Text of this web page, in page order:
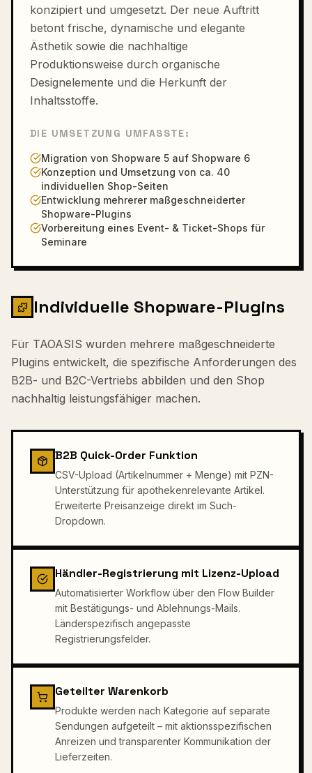
konzipiert und umgesetzt. Der neue Auftritt
betont frische, dynamische und elegante
Ästhetik sowie die nachhaltige
Produktionsweise durch organische
Designelemente und die Herkunft der
Inhaltsstoffe.
DIE UMSETZUNG UMFASSTE:
Migration von Shopware 5 auf Shopware 6
Konzeption und Umsetzung von ca. 40
individuellen Shop-Seiten
Entwicklung mehrerer maßgeschneiderter
Shopware-Plugins
Vorbereitung eines Event- & Ticket-Shops für
Seminare
Individuelle Shopware-Plugins
Für TAOASIS wurden mehrere maßgeschneiderte
Plugins entwickelt, die spezifische Anforderungen des
B2B- und B2C-Vertriebs abbilden und den Shop
nachhaltig leistungsfähiger machen.
B2B Quick-Order Funktion
CSV-Upload (Artikelnummer + Menge) mit PZN-
Unterstützung für apothekenrelevante Artikel.
Erweiterte Preisanzeige direkt im Such-
Dropdown.
Händler-Registrierung mit Lizenz-Upload
Automatisierter Workflow über den Flow Builder
mit Bestätigungs- und Ablehnungs-Mails.
Länderspezifisch angepasste
Registrierungsfelder.
Geteilter Warenkorb
Produkte werden nach Kategorie auf separate
Sendungen aufgeteilt – mit aktionsspezifischen
Anreizen und transparenter Kommunikation der
Lieferzeiten.